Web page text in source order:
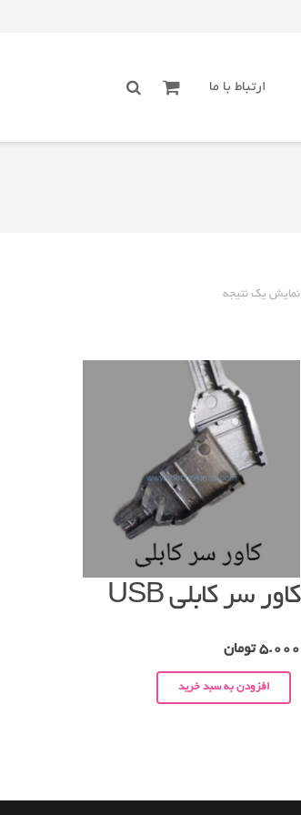
ارتباط با ما
نمایش یک نتیجه
کاور سر کابلی USB
5.000 تومان
افزودن به سبد خرید